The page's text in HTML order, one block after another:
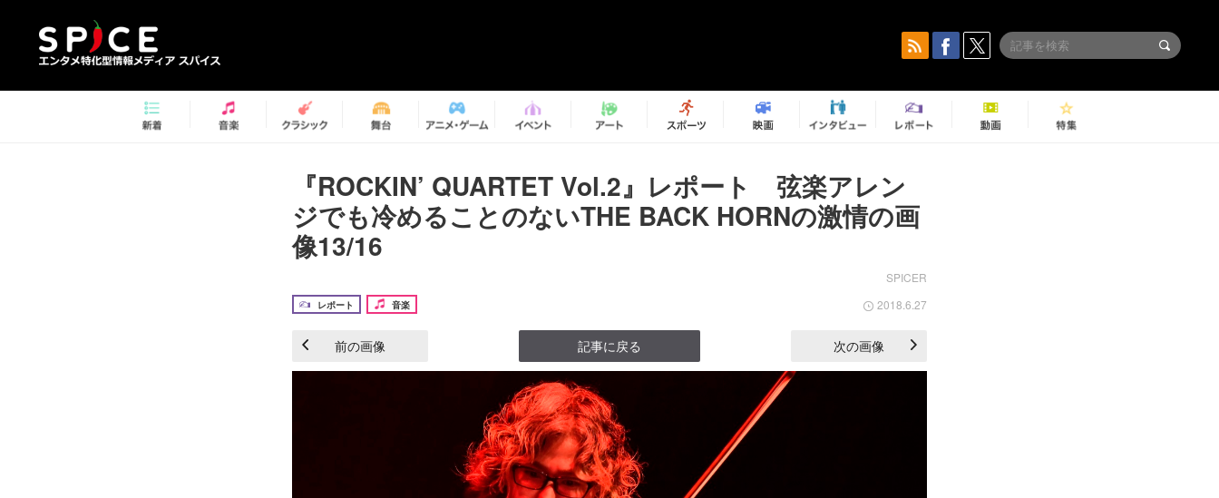
『ROCKIN’ QUARTET Vol.2』レポート 弦楽アレン
ジでも冷めることのないTHE BACK HORNの激情の画
像13/16
SPICER
レポート 音楽 2018.6.27
前の画像 記事に戻る 次の画像